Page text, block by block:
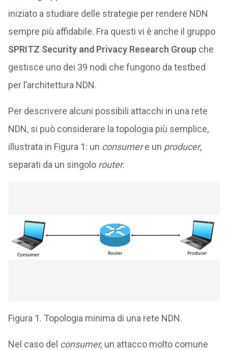
iniziato a studiare delle strategie per rendere NDN
sempre più affidabile. Fra questi vi è anche il gruppo
SPRITZ Security and Privacy Research Groupche
gestisce uno dei 39 nodi che fungono da testbed
per l’architettura NDN.
Per descrivere alcuni possibili attacchi in una rete
NDN, si può considerare la topologia più semplice,
illustrata in Figura 1: un consumere un producer,
separati da un singolo router.
Figura 1. Topologia minima di una rete NDN.
Nel caso del consumer, un attacco molto comune